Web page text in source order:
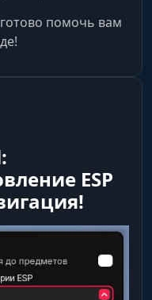
помочь вам
ESP